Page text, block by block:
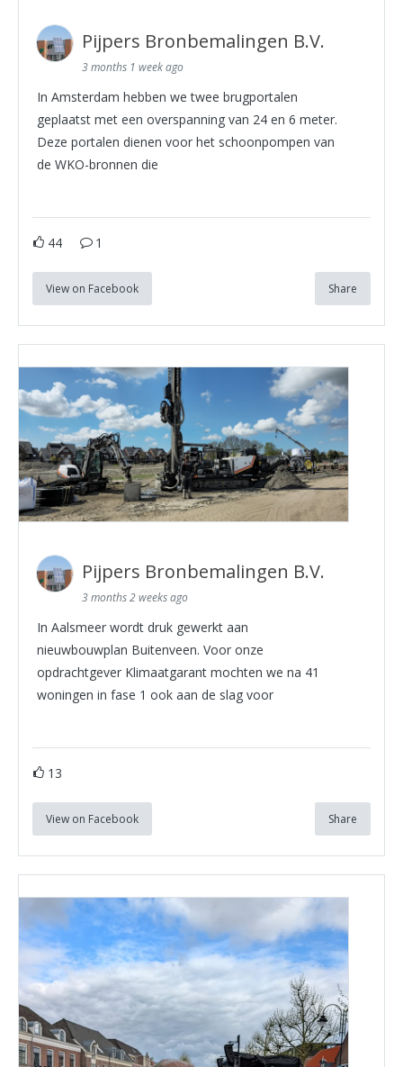
Pijpers Bronbemalingen B.V.
3 months 1 week ago
In Amsterdam hebben we twee brugportalen
geplaatst met een overspanning van 24 en 6 meter.
Deze portalen dienen voor het schoonpompen van
de WKO-bronnen die
44 1
View on Facebook Share
Pijpers Bronbemalingen B.V.
3 months 2 weeks ago
In Aalsmeer wordt druk gewerkt aan
nieuwbouwplan Buitenveen. Voor onze
opdrachtgever Klimaatgarant mochten we na 41
woningen in fase 1 ook aan de slag voor
13
View on Facebook Share